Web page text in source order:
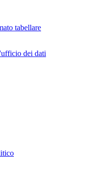
tabellare
dei dati